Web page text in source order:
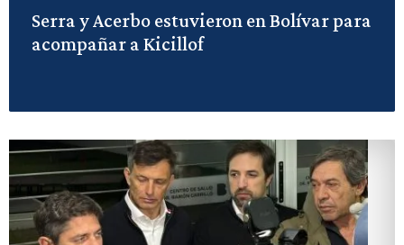
Serra y Acerbo estuvieron en Bolívar para
acompañar a Kicillof